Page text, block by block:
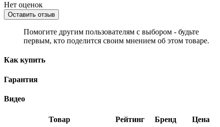
Нет оценок
Оставить отзыв
Помогите другим пользователям с выбором - будьте
первым, кто поделится своим мнением об этом товаре.
Как купить
Гарантия
Видео
Товар Рейтинг Бренд
Цена